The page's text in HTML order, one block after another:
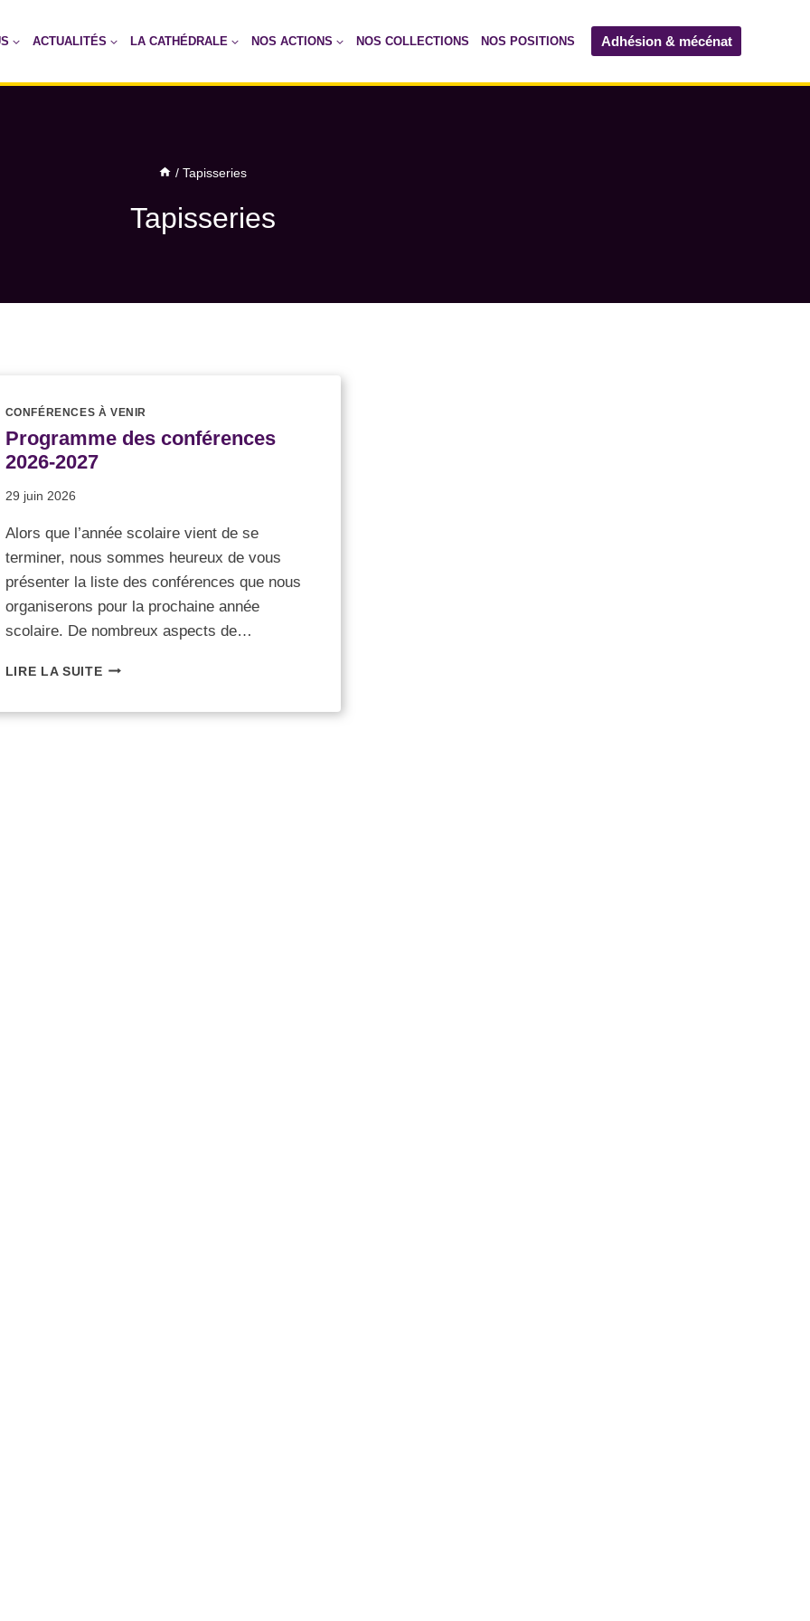
ACTUALITÉS LA CATHÉDRALE NOS ACTIONS NOS COLLECTIONS NOS POSITIONS Adhésion & mécénat
/ Tapisseries
Tapisseries
CONFÉRENCES À VENIR
Programme des conférences
2026-2027
29 juin 2026
Alors que l’année scolaire vient de se
terminer, nous sommes heureux de vous
présenter la liste des conférences que nous
organiserons pour la prochaine année
scolaire. De nombreux aspects de…
LIRE LA SUITE